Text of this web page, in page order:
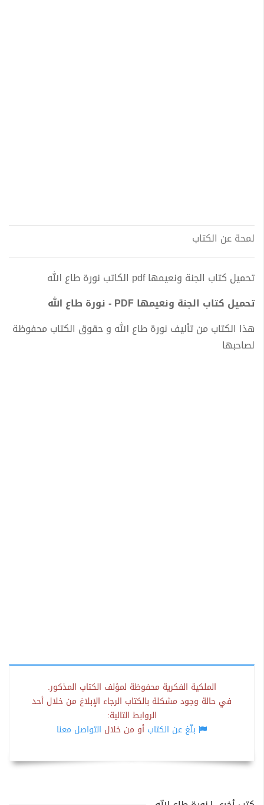
لمحة عن الكتاب
تحميل كتاب الجنة ونعيمها pdf الكاتب نورة طاع الله
تحميل كتاب الجنة ونعيمها PDF - نورة طاع الله
هذا الكتاب من تأليف نورة طاع الله و حقوق الكتاب محفوظة
لصاحبها
الملكية الفكرية محفوظة لمؤلف الكتاب المذكور.
في حالة وجود مشكلة بالكتاب الرجاء الإبلاغ من خلال أحد
الروابط التالية:
بلّغ عن الكتاب أو من خلال التواصل معنا